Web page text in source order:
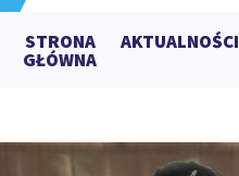
STRONA
GŁÓWNA
AKTUALNOŚCI